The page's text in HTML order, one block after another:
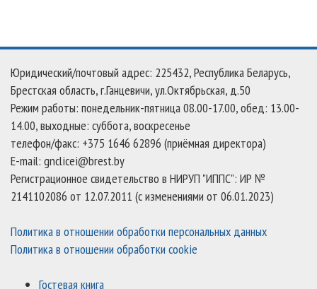
Юридический/почтовый адрес: 225432, Республика Беларусь,
Брестская область, г.Ганцевичи, ул.Октябрьская, д.50
Режим работы: понедельник-пятница 08.00-17.00, обед: 13.00-
14.00, выходные: суббота, воскресенье
телефон/факс: +375 1646 62896 (приёмная директора)
E-mail: gnclicei@brest.by
Регистрационное свидетельство в НИРУП "ИППС": ИР №
2141102086 от 12.07.2011 (с изменениями от 06.01.2023)
Политика в отношении обработки персональных данных
Политика в отношении обработки cookie
Гостевая книга